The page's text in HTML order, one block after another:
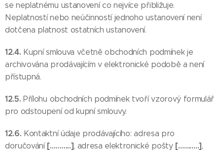
se neplatnému ustanovení co nejvíce přibližuje.
Neplatností nebo neúčinností jednoho ustanovení není
dotčena platnost ostatních ustanovení.
12.4. Kupní smlouva včetně obchodních podmínek je
archivována prodávajícím v elektronické podobě a není
přístupná.
12.5.Přílohu obchodních podmínek tvoří vzorový formulář
pro odstoupení od kupní smlouvy.
12.6. Kontaktní údaje prodávajícího: adresa pro
doručování [………..], adresa elektronické pošty [………..],